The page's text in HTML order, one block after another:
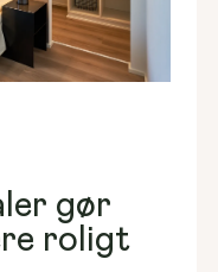
gør
roligt